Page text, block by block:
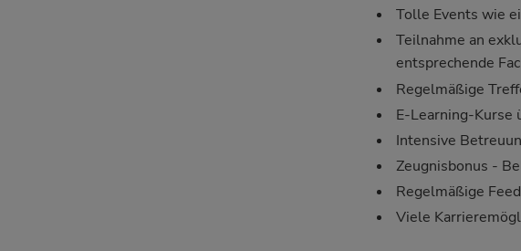
Tolle Events wie
Teilnahme an
entsprechende
Regelmäßige
E-Learning-Kurse
Intensive
Zeugnisbonus -
Regelmäßige
Viele